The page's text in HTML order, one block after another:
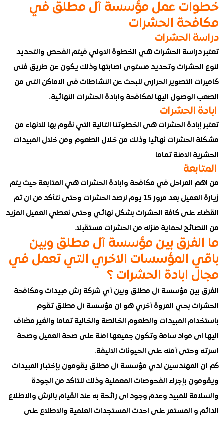
عمل مؤسسة آل مطلق في
الحشرات
الحشرات
الحشرات هي الخطوة الاولي فيتم الفحص والتحديد
وتحديد مستوى اصابتها وذلك يكون عن طريق فنى
التصوير الحرارى للبحث عن النشاطات فى الاماكن التى من
اليها لمكافحة وابادة الحشرات النهائية.
الحشرات
الحشرات هى الخطوتنا التالية التي نقوم بها للانهاء من
نهائيا وذلك من خلال الطعوم ومن خلال المبيدات
الامنة تماما
المراحل في مكافحة وابادة الحشرات هي المتابعة حيث يتم
زيارة العميل بعد مرور 15 يوم لرصد الحشرات وحتى نتأكد من ان تم
على كافة الحشرات بشكل نهائي وحتى نعطي العميل المزيد
لحماية منزله من الحشرات مستقبلا.
بين مؤسسة آل مطلق وبين
المؤسسات الاخري التي تعمل في
ابادة الحشرات ؟
بين مؤسسة آل مطلق وبين أي شركة رش مبيدات ومكافحة
بحي المروة أخري هو ان مؤسسة آل مطلق تقوم
المبيدات والطعوم الخالصة والخالية تماما والغير مضاف
مواد سامة وتكون جميعها امنة على صحة العميل وصحة
أمنه على الحيونات الاليفة.
لدي مؤسسة آل مطلق يقومون بإختبار المبيدات
بإجراء الفحوصات المعملية وذلك للتاكد من الجودة
للمبيد وعدم وجود اى رائحة به عند القيام بالرش والاطلاع
و المستمر على احدث المستجدات العلمية والاطلاع على